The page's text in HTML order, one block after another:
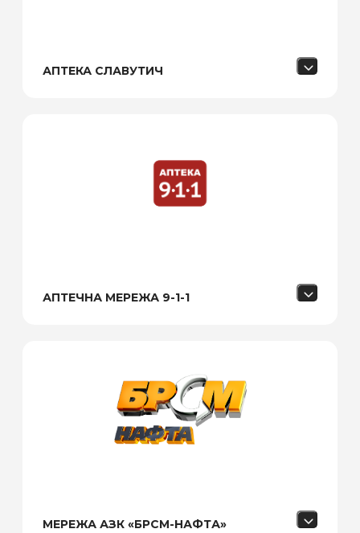
АПТЕКА СЛАВУТИЧ
АПТЕЧНА МЕРЕЖА 9-1-1
МЕРЕЖА АЗК «БРСМ-НАФТА»